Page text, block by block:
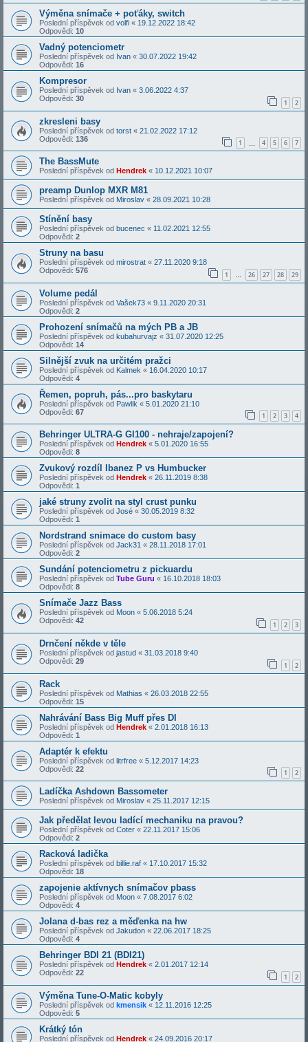
Výměna snímače + poťáky, switch
Poslední příspěvek od volfi « 19.12.2022 18:42
Odpovědi: 10
Vadný potenciometr
Poslední příspěvek od Ivan « 30.07.2022 19:42
Odpovědi: 16
Kompresor
Poslední příspěvek od Ivan « 3.06.2022 4:37
Odpovědi: 30 1 2
zkresleni basy
Poslední příspěvek od torst « 21.02.2022 17:12
Odpovědi: 136 1 4 5 6 7
The BassMute
Poslední příspěvek od Hendrek « 10.12.2021 10:07
preamp Dunlop MXR M81
Poslední příspěvek od Miroslav « 28.09.2021 10:28
Stínění basy
Poslední příspěvek od bucenec « 11.02.2021 12:55
Odpovědi: 2
Struny na basu
Poslední příspěvek od mirostrat « 27.11.2020 9:18
Odpovědi: 576 1 … 26 27 28 29
Volume pedál
Poslední příspěvek od Vašek73 « 9.11.2020 20:31
Odpovědi: 2
Prohození snímačů na mých PB a JB
Poslední příspěvek od kubahurvajz « 31.07.2020 12:25
Odpovědi: 14
Silnější zvuk na určitém pražci
Poslední příspěvek od Kalmek « 16.04.2020 10:17
Odpovědi: 4
Řemen, popruh, pás...pro baskytaru
Poslední příspěvek od Pawlik « 5.01.2020 21:10
Odpovědi: 67 1 2 3 4
Behringer ULTRA-G GI100 - nehraje/zapojení?
Poslední příspěvek od Hendrek « 5.01.2020 16:55
Odpovědi: 8
Zvukový rozdíl Ibanez P vs Humbucker
Poslední příspěvek od Hendrek « 26.11.2019 8:38
Odpovědi: 1
jaké struny zvolit na styl crust punku
Poslední příspěvek od José « 30.05.2019 8:32
Odpovědi: 1
Nordstrand snimace do custom basy
Poslední příspěvek od Jack31 « 28.11.2018 17:01
Odpovědi: 2
Sundání potenciometru z pickuardu
Poslední příspěvek od Tube Guru « 16.10.2018 18:03
Odpovědi: 8
Snímače Jazz Bass
Poslední příspěvek od Moon « 5.06.2018 5:24
Odpovědi: 42 1 2 3
Drnčení někde v těle
Poslední příspěvek od jastud « 31.03.2018 9:40
Odpovědi: 29 1 2
Rack
Poslední příspěvek od Mathias « 26.03.2018 22:55
Odpovědi: 15
Nahrávání Bass Big Muff přes DI
Poslední příspěvek od Hendrek « 2.01.2018 16:13
Odpovědi: 1
Adaptér k efektu
Poslední příspěvek od litrfree « 5.12.2017 14:23
Odpovědi: 22 1 2
Ladíčka Ashdown Bassometer
Poslední příspěvek od Miroslav « 25.11.2017 12:15
Jak předělat levou ladící mechaniku na pravou?
Poslední příspěvek od Coter « 22.11.2017 15:06
Odpovědi: 2
Racková ladička
Poslední příspěvek od billie.raf « 17.10.2017 15:32
Odpovědi: 18
zapojenie aktívnych snímačov pbass
Poslední příspěvek od Moon « 7.08.2017 6:02
Odpovědi: 4
Jolana d-bas rez a měďenka na hw
Poslední příspěvek od Jakudon « 22.06.2017 18:25
Odpovědi: 4
Behringer BDI 21 (BDI21)
Poslední příspěvek od Hendrek « 2.01.2017 12:14
Odpovědi: 22 1 2
Výměna Tune-O-Matic kobyly
Poslední příspěvek od kmensik « 12.11.2016 12:25
Odpovědi: 5
Krátký tón
Poslední příspěvek od Hendrek « 24.09.2016 20:17